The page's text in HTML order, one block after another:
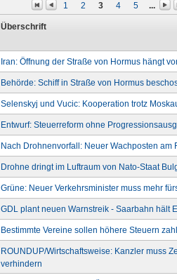
1 2 3 4 5 ...
Überschrift
Iran: Öffnung der Straße von Hormus hängt
Behörde: Schiff in Straße von Hormus
Selenskyj und Vucic: Kooperation trotz
Entwurf: Steuerreform ohne
Nach Drohnenvorfall: Neuer Wachposten am
Drohne dringt im Luftraum von Nato-Staat
Grüne: Neuer Verkehrsminister muss mehr
GDL plant neuen Warnstreik - Saarbahn hält
Bestimmte Vereine sollen höhere Steuern
ROUNDUP/Wirtschaftsweise: Kanzler muss
verhindern